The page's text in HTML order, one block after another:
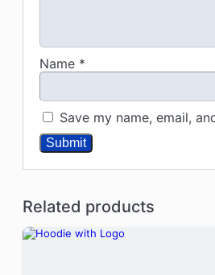
Name *
Save my name, email,
Related products